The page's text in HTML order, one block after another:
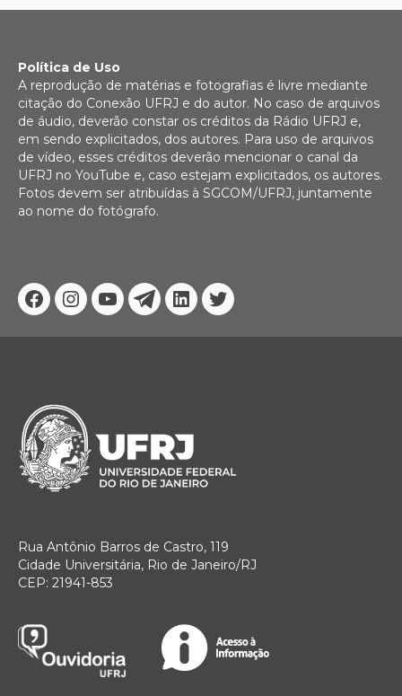
Facebook
Instagram
YoutubeTelegram
Linkedin
Twitter
Política de Uso
A reprodução de matérias e fotografias é livre mediante
citação do Conexão UFRJ e do autor. No caso de arquivos
de áudio, deverão constar os créditos da Rádio UFRJ e,
em sendo explicitados, dos autores. Para uso de arquivos
de vídeo, esses créditos deverão mencionar o canal da
UFRJ no YouTube e, caso estejam explicitados, os autores.
Fotos devem ser atribuídas à SGCOM/UFRJ, juntamente
ao nome do fotógrafo.
Rua Antônio Barros de Castro, 119
Cidade Universitária, Rio de Janeiro/RJ
CEP: 21941-853